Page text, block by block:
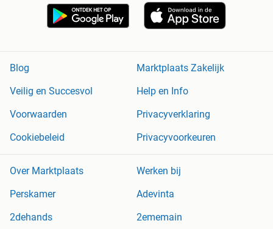
Blog
Marktplaats Zakelijk
Veilig en Succesvol
Help en Info
Voorwaarden
Privacyverklaring
Cookiebeleid
Privacyvoorkeuren
Over Marktplaats
Werken bij
Perskamer
Adevinta
2dehands
2ememain